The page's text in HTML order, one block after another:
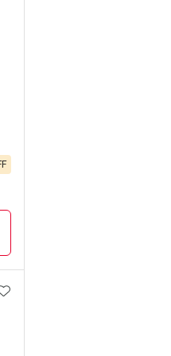
FECHAR
FECHAR AOS